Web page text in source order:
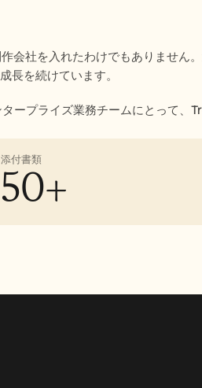
会社を入れたわけでもありません
長を続けています。
ープライズ業務チームにとって
添付書類
50+